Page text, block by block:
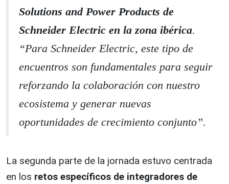
Solutions and Power Products de
Schneider Electric en la zona ibérica.
“Para Schneider Electric, este tipo de
encuentros son fundamentales para seguir
reforzando la colaboración con nuestro
ecosistema y generar nuevas
oportunidades de crecimiento conjunto”.
La segunda parte de la jornada estuvo centrada
en los retos específicos de integradores de